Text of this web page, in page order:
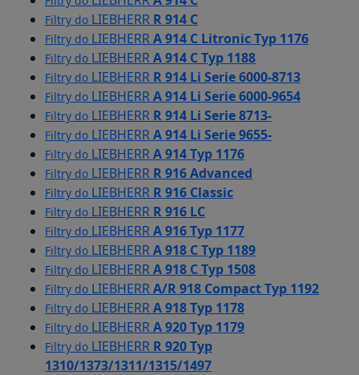
Filtry do LIEBHERR R 914 C
Filtry do LIEBHERRA 914 C Litronic Typ 1176
Filtry do LIEBHERRA 914 C Typ 1188
Filtry do LIEBHERR R 914 Li Serie 6000-8713
Filtry do LIEBHERRA 914 Li Serie 6000-9654
Filtry do LIEBHERR R 914 Li Serie 8713-
Filtry do LIEBHERRA 914 Li Serie 9655-
Filtry do LIEBHERRA 914 Typ 1176
Filtry do LIEBHERR R 916 Advanced
Filtry do LIEBHERR R 916 Classic
Filtry do LIEBHERR R 916 LC
Filtry do LIEBHERRA 916 Typ 1177
Filtry do LIEBHERRA 918 C Typ 1189
Filtry do LIEBHERRA 918 C Typ 1508
Filtry do LIEBHERRA/R 918 Compact Typ 1192
Filtry do LIEBHERRA 918 Typ 1178
Filtry do LIEBHERRA 920 Typ 1179
Filtry do LIEBHERR R 920 Typ
1310/1373/1311/1315/1497